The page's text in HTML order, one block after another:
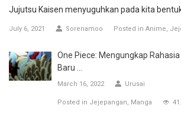
Jujutsu Kaisen menyuguhkan pada kita
July 6, 2021 Sorenamoo Posted in Anime
One Piece: Mengungkap
Baru ...
March 16, 2022 Urusai
Posted in Jejepangan Manga